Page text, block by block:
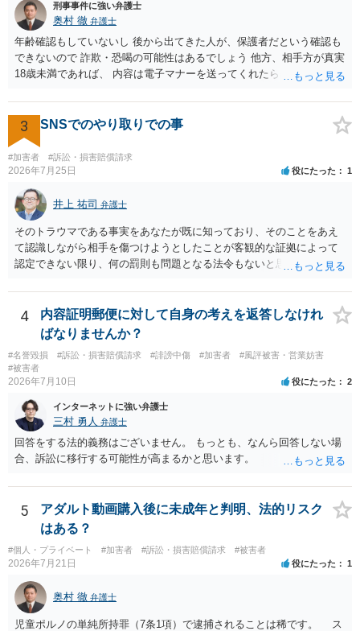
刑事事件に強い弁護士
奥村 徹 弁護士
年齢確認もしていないし 後から出てきた人が、保護者だという確認も
できないので 詐欺・恐喝の可能性はあるでしょう 他方、相手方が真実
18歳未満であれば、 内容は電子マナーを送ってくれたら自慰行為など
画の尺は10分ほど、服を着たままで胸を触って欲しい、などの要望を
して、要求された金額(1000円程度)の電子マネーを送信してしまいま
した。 そこから、撮影するまで暇なので顔の雰囲気の写真を交換して
欲しい、住んでいる都道府県と区を教えてと言われたので教えたりと
言ったやり取りをしていました。 というやりとりは、青少年条例違反
（わいせつ行為）の疑いがあります。18歳未満と知らなくても処罰可
能です。
3 SNSでのやり取りでの事
#加害者 #訴訟・損害賠償請求
2026年7月25日 役にたった 1
井上 祐司 弁護士
そのトラウマである事実をあなたが既に知っており、そのことをあえ
て認識しながら相手を傷つけようとしたことが客観的な証拠によって
認定できない限り、何の罰則も問題となる法令もないと思われます。
4
内容証明郵便に対して自身の考えを返答しなけれ
ばなりませんか？
#名誉毀損 #訴訟・損害賠償請求 #誹謗中傷 #加害者
#風評被害・営業妨害
#被害者
2026年7月10日 役にたった 2
インターネットに強い弁護士
三村 勇人 弁護士
回答をする法的義務はございません。 もっとも、なんら回答しない場
合、訴訟に移行する可能性が高まるかと思います。
5
アダルト動画購入後に未成年と判明、法的リスク
はある？
#個人・プライベート #加害者 #訴訟・損害賠償請求 #被害者
2026年7月21日 役にたった 1
奥村 徹 弁護士
児童ポルノの単純所持罪（7条1項）で逮捕されることは稀です。 ス